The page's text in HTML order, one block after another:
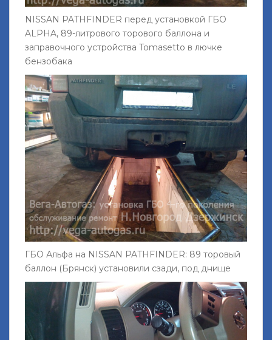
NISSAN PATHFINDER перед установкой ГБО
ALPHA, 89-литрового торового баллона и
заправочного устройства Tomasetto в лючке
бензобака
ГБО Альфа на NISSAN PATHFINDER: 89 торовый
баллон (Брянск) установили сзади, под днище